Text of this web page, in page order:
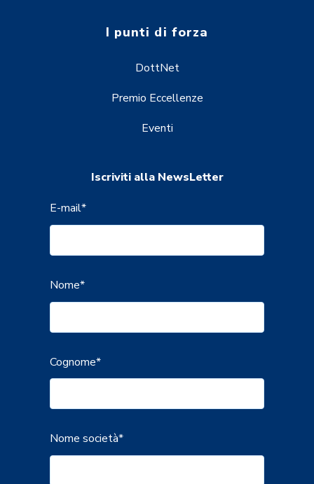
I punti di forza
DottNet
Premio Eccellenze
Eventi
Iscriviti alla NewsLetter
E-mail*
Nome*
Cognome*
Nome società*